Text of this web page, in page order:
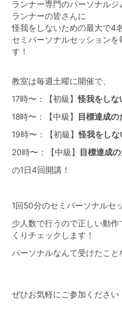
ランナー専門のパーソナル
ランナーの皆さんに
怪我をしないための最大で4
セミパーソナルセッション
す！
教室は毎週土曜に開催で、
17時〜：【初級】怪我をしな
18時〜：【中級】
目標達成
19時〜：【初級】怪我をしな
20時〜：【中級】
目標達成
の1日4回開講！
1回50分のセミパーソナルセ
少人数で行うので正しい動
くりチェックします！
パーソナルなんて受けたこ
ぜひお気軽にご参加ください